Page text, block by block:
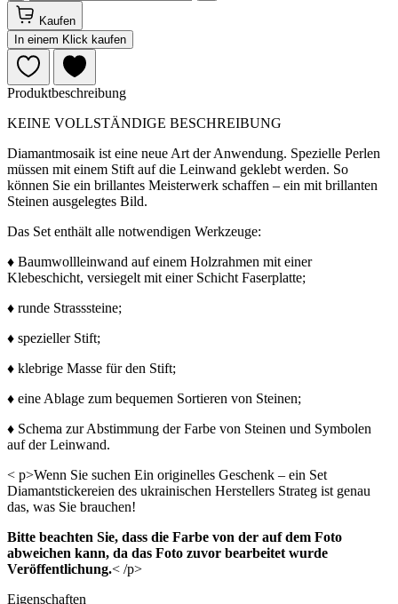
Kaufen
In einem Klick kaufen
Produktbeschreibung
KEINE VOLLSTÄNDIGE BESCHREIBUNG
Diamantmosaik ist eine neue Art der Anwendung. Spezielle Perlen
müssen mit einem Stift auf die Leinwand geklebt werden. So
können Sie ein brillantes Meisterwerk schaffen – ein mit brillanten
Steinen ausgelegtes Bild.
Das Set enthält alle notwendigen Werkzeuge:
♦ Baumwollleinwand auf einem Holzrahmen mit einer
Klebeschicht, versiegelt mit einer Schicht Faserplatte;
♦ runde Strasssteine;
♦ spezieller Stift;
♦ klebrige Masse für den Stift;
♦ eine Ablage zum bequemen Sortieren von Steinen;
♦ Schema zur Abstimmung der Farbe von Steinen und Symbolen
auf der Leinwand.
< p>Wenn Sie suchen Ein originelles Geschenk – ein Set
Diamantstickereien des ukrainischen Herstellers Strateg ist genau
das, was Sie brauchen!
Bitte beachten Sie, dass die Farbe von der auf dem Foto
abweichen kann, da das Foto zuvor bearbeitet wurde
Veröffentlichung.< /p>
Eigenschaften